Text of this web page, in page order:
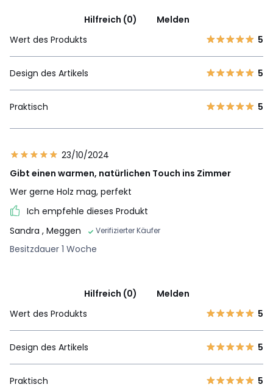
Hilfreich (0)
Melden
Wert des Produkts
5
Design des Artikels 5
Praktisch 5
23/10/2024
Gibt einen warmen, natürlichen Touch ins Zimmer
Wer gerne Holz mag, perfekt
Ich empfehle dieses Produkt
Sandra , Meggen Verifizierter Käufer
Besitzdauer 1 Woche
Hilfreich (0)
Melden
Wert des Produkts
5
Design des Artikels 5
Praktisch 5